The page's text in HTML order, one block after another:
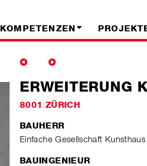
KOMPETENZEN
ERWEITERUNG
8001 ZÜRICH
BAUHERR
Einfache Gesellschaft
BAUINGENIEUR